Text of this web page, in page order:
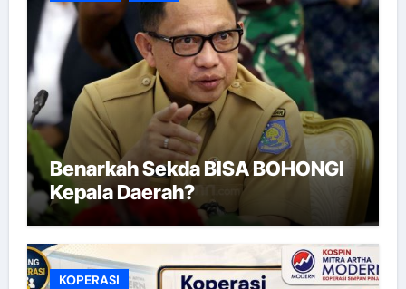
Benarkah Sekda BISA BOHONGI
Kepala Daerah?
KOPERASI